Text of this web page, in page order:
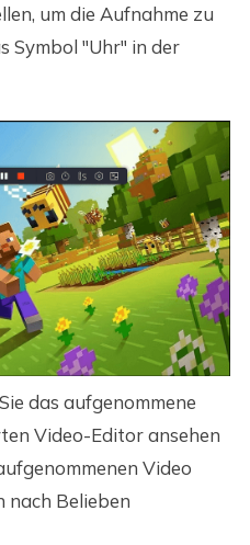
um die Aufnahme zu
Symbol "Uhr" in der
das aufgenommene
Video-Editor ansehen
Video
nach Belieben